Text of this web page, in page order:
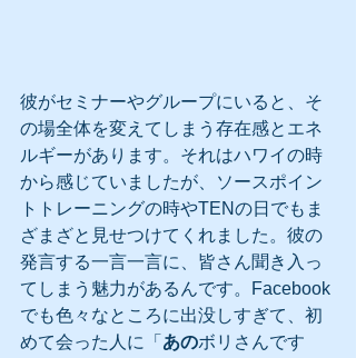
彼がセミナーやグループにいると、そ
の場全体を変えてしまう存在感とエネ
ルギーがあります。それはハワイの時
から感じていましたが、ソースポイン
トトレーニングの時やTENの日でもま
ざまざと見せつけてくれました。彼の
発言する一言一言に、皆さん聞き入っ
てしまう魅力があるんです。Facebook
でも色々なところに出没しすぎて、初
めて会った人に「 あのボリさんです